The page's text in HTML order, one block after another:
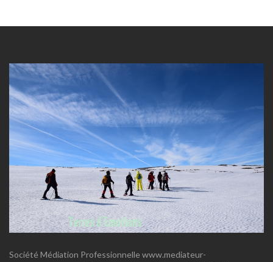
Société Médiation Professionnelle www.mediateur-